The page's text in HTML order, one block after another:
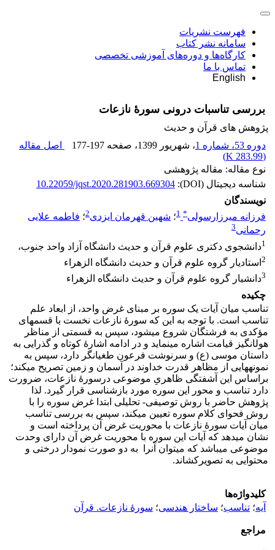
فهرست نشریات
سامانه نشر کتاب
کارگاه‌ها و دوره‌های آموزشی تخصصی
تماس با ما
English
بررسی تناسبات درونی سورۀ نازعات
پژوهش های قرآن و حدیث
دوره 53، شماره 1
، شهریور 1399 ، صفحه 177-197
اصل مقاله
(
283.99 K
)
نوع مقاله: مقاله پژوهشی
شناسه دیجیتال (DOI):
10.22059/jqst.2020.281903.669304
نویسندگان
فرزانه میرزارسولی*
1؛ شهین قهرمان ایزدی2؛ فاطمه علایی
رحمانی3
1دانشجوی دکتری علوم قرآن و حدیث دانشگاه آزاد واحد جنوب،
2 استادیار گروه علوم قرآن و حدیث دانشگاه الزهراء
3دانشیار گروه علوم قرآن و حدیث دانشگاه الزهراء
چکیده
تناسب میان آیات یک سوره بر مبنای غرض واحد، از ابعاد علم
تناسب است. با توجه به این که سورۀ نازعات نخست با قسم­های
مؤکدی به فرشتگان شروع می­شود، سپس به قسمتی از مناظر
هول­­انگیز قیامت اشاره می‏نماید و در ادامه اشارۀ کوتاه و گذرایی به
داستان موسی (ع) و سرنوشت فرعون طغیانگر دارد، سپس به
نمونه‏هایی از مظاهر قدرت خداوند در آسمان و زمین تصریح می­کند؛
براساس این آشفتگی ظاهریِ موضوعی درسورۀ نازعات، ضرورت
دارد تناسب و محور این سوره مورد بازشناسی قرار گیرد. لذا
پژوهش حاضر با روش توصیفی- تحلیلی ابتدا غرض سوره را با
روش فحوای کلام سوره تعیین می­کند، سپس به بررسی تناسب
میان آیات سورۀ نازعات با محوریت غرض آن پرداخته است و
نشان می­دهد که آیات این سوره با محوریت غرض آن دارای وحدت
موضوعی می­باشد که می­توان آن­را به دو صورت نمودار درختی و
محتوایی به تصویرکشاند.
کلیدواژه‌ها
آیه؛ تناسب؛ ساختار هندسی؛ سورۀ نازعات. قرآن
مراجع